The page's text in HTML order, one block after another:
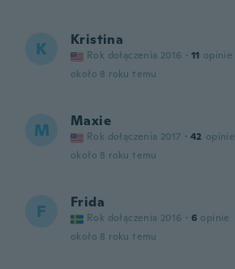
K Kristina
Rok dołączenia 2016 · 11 opinie
około 8 roku temu
M Maxie
Rok dołączenia 2017 · 42 opinie
około 8 roku temu
F Frida
Rok dołączenia 2016 · 6 opinie
około 8 roku temu